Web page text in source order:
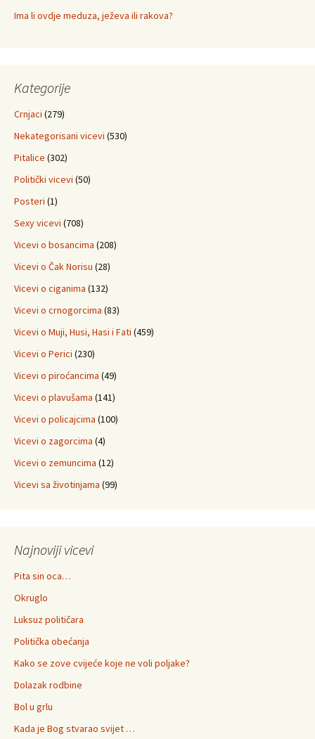
Ima li ovdje meduza, ježeva ili rakova?
Kategorije
Crnjaci (279)
Nekategorisani vicevi (530)
Pitalice (302)
Politički vicevi (50)
Posteri (1)
Sexy vicevi (708)
Vicevi o bosancima (208)
Vicevi o Čak Norisu (28)
Vicevi o ciganima (132)
Vicevi o crnogorcima (83)
Vicevi o Muji, Husi, Hasi i Fati (459)
Vicevi o Perici (230)
Vicevi o piroćancima (49)
Vicevi o plavušama (141)
Vicevi o policajcima (100)
Vicevi o zagorcima (4)
Vicevi o zemuncima (12)
Vicevi sa životinjama (99)
Najnoviji vicevi
Pita sin oca…
Okruglo
Luksuz političara
Politička obećanja
Kako se zove cvijeće koje ne voli poljake?
Dolazak rodbine
Bol u grlu
Kada je Bog stvarao svijet …